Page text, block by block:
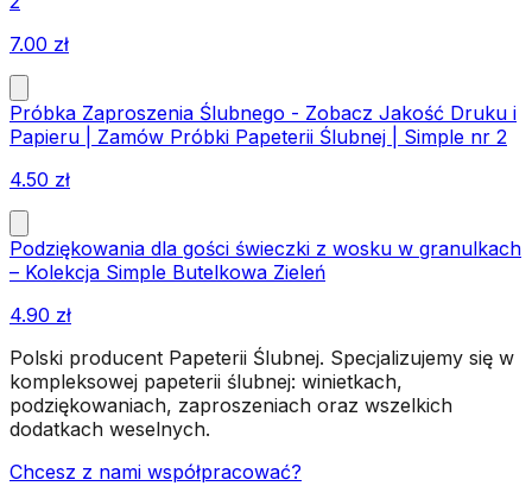
7.00 zł
Próbka Zaproszenia Ślubnego - Zobacz Jakość Druku i
Papieru | Zamów Próbki Papeterii Ślubnej | Simple nr 2
4.50 zł
Podziękowania dla gości świeczki z wosku w granulkach
– Kolekcja Simple Butelkowa Zieleń
4.90 zł
Polski producent Papeterii Ślubnej. Specjalizujemy się w
kompleksowej papeterii ślubnej: winietkach,
podziękowaniach, zaproszeniach oraz wszelkich
dodatkach weselnych.
Chcesz z nami współpracować?